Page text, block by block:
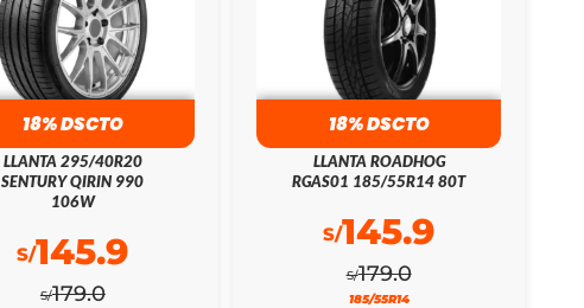
18% DSCTO
LLANTA 295/40R20
SENTURY QIRIN 990
106W
S/179.0
S/145.9
18% DSCTO
LLANTA ROADHOG
RGAS01 185/55R14 80T
S/179.0
S/145.9
185/55R14